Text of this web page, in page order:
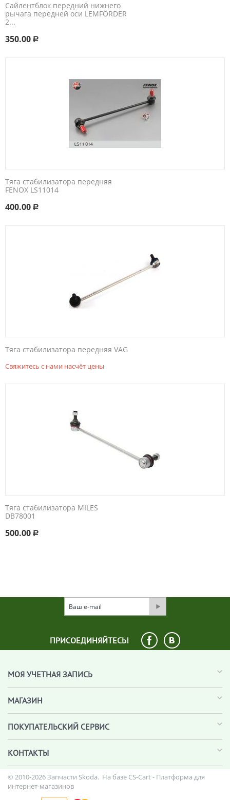
Сайлентблок передний нижнего
рычага передней оси​ LEMFÖRDER
2...
350.00 Р
Тяга стабилизатора передняя
FENOX LS11014
400.00 Р
Тяга стабилизатора передняя VAG
Свяжитесь с нами насчёт цены
​Тяга стабилизатора MILES ​
DB78001​
500.00 Р
ПРИСОЕДИНЯЙТЕСЬ!
МОЯ УЧЕТНАЯ ЗАПИСЬ
МАГАЗИН
ПОКУПАТЕЛЬСКИЙ СЕРВИС
КОНТАКТЫ
© 2010-2026 Запчасти Skoda. На базе CS-Cart - Платформа для
интернет-магазинов